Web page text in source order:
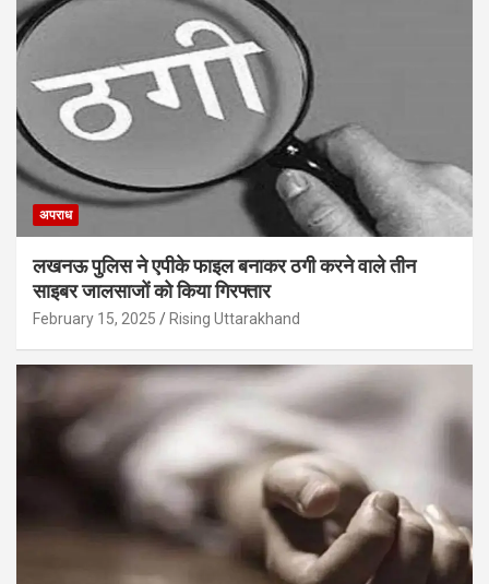
अपराध
लखनऊ पुलिस ने एपीके फाइल बनाकर ठगी करने वाले तीन
साइबर जालसाजों को किया गिरफ्तार
February 15, 2025 Rising Uttarakhand